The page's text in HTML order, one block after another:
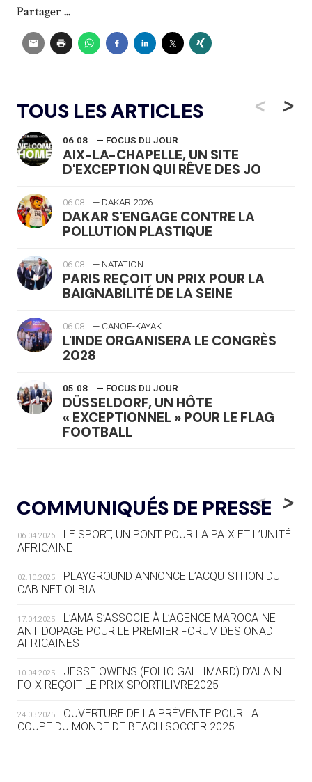
Partager ...
TOUS LES ARTICLES <
06.08 — FOCUS DU JOUR
AIX-LA-CHAPELLE, UN SITE
D'EXCEPTION QUI RÊVE DES JO
06.08 — DAKAR 2026
DAKAR S'ENGAGE CONTRE LA
POLLUTION PLASTIQUE
06.08 — NATATION
PARIS REÇOIT UN PRIX POUR LA
BAIGNABILITÉ DE LA SEINE
06.08 — CANOË-KAYAK
L'INDE ORGANISERA LE CONGRÈS
2028
05.08 — FOCUS DU JOUR
DÜSSELDORF, UN HÔTE
« EXCEPTIONNEL » POUR LE FLAG
FOOTBALL
LE RÊVE DE VOIR LA LUGE ALPINE
AUX JO « N'EST PAS FINI »
05.08 — TIR À L'ARC
DES MONDIAUX À BRISBANE SUR LA
ROUTE DES JO 2032
LE VILLAGE OLYMPIQUE DES ARAVIS
SE DESSINE
LE COJOP A TROUVÉ SON VILLAGE
OLYMPIQUE LYONNAIS
04.08 — ALLEMAGNE
>
COMMUNIQUÉS DE PRESSE
<
06.04.2026
LE SPORT, UN PONT POUR LA PAIX ET L’UNITÉ
AFRICAINE
02.10.2025
PLAYGROUND ANNONCE L’ACQUISITION DU
CABINET OLBIA
17.04.2025
L’AMA S’ASSOCIE À L’AGENCE MAROCAINE
ANTIDOPAGE POUR LE PREMIER FORUM DES ONAD
AFRICAINES
10.04.2025
JESSE OWENS (FOLIO GALLIMARD) D’ALAIN
FOIX REÇOIT LE PRIX SPORTILIVRE2025
24.03.2025
OUVERTURE DE LA PRÉVENTE POUR LA
COUPE DU MONDE DE BEACH SOCCER 2025
>